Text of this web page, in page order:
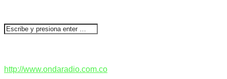
http://www.ondaradio.com.co